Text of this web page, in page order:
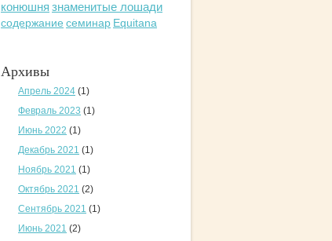
конюшня знаменитые лошади
содержание семинар Equitana
Архивы
Апрель 2024 (1)
Февраль 2023 (1)
Июнь 2022 (1)
Декабрь 2021 (1)
Ноябрь 2021 (1)
Октябрь 2021 (2)
Сентябрь 2021 (1)
Июнь 2021 (2)